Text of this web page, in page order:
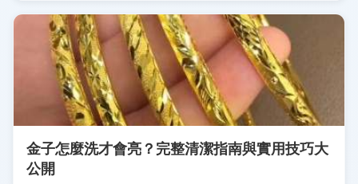
金子怎麼洗才會亮？完整清潔指南與實用技巧大
公開